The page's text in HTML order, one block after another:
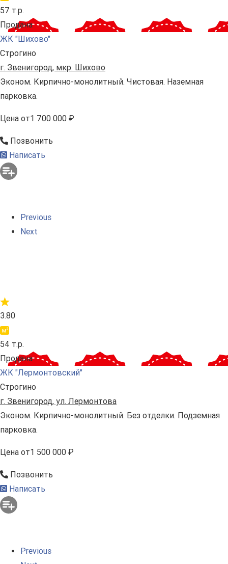
57 т.р.
Продана
ЖК "Шихово"
Строгино
г. Звенигород, мкр. Шихово
Эконом. Кирпично-монолитный. Чистовая. Наземная
парковка.
Цена от1 700 000 ₽
Позвонить
Написать
Previous
Next
3.80
54 т.р.
Продана
ЖК "Лермонтовский"
Строгино
г. Звенигород, ул. Лермонтова
Эконом. Кирпично-монолитный. Без отделки. Подземная
парковка.
Цена от1 500 000 ₽
Позвонить
Написать
Previous